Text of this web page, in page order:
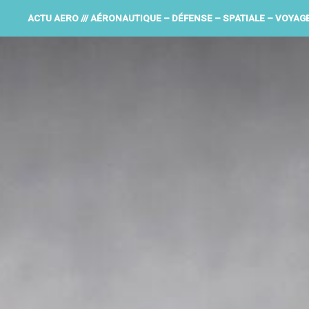
ACTU AERO /// AÉRONAUTIQUE – DÉFENSE – SPATIALE –